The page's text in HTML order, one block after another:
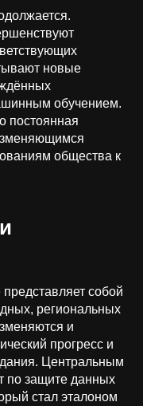
новые
обучением.
постоянная
общества к
собой
региональных
и
прогресс и
Центральным
по защите данных
стал эталоном